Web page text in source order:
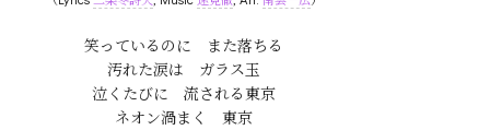
笑っているのに　また落ちる
汚れた涙は　ガラス玉
泣くたびに　流される東京
ネオン渦まく　東京